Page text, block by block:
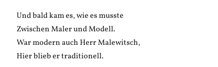
Und bald kam es, wie es musste
Zwischen Maler und Modell.
War modern auch Herr Malewitsch,
Hier blieb er traditionell.